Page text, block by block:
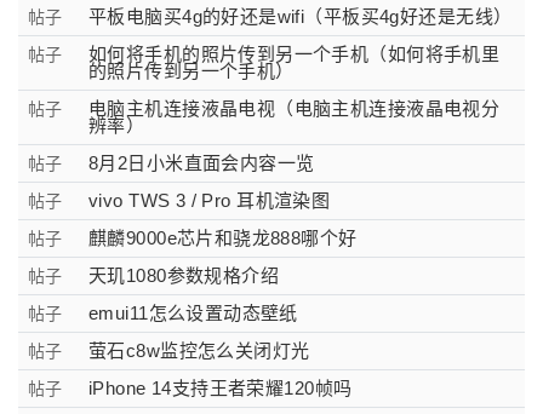
帖子 平板电脑买4g的好还是wifi（平板买4g好还是无线）
帖子
如何将手机的照片传到另一个手机（如何将手机里
的照片传到另一个手机）
帖子
电脑主机连接液晶电视（电脑主机连接液晶电视分
辨率）
帖子 8月2日小米直面会内容一览
帖子 vivo TWS 3 / Pro 耳机渲染图
帖子 麒麟9000e芯片和骁龙888哪个好
帖子 天玑1080参数规格介绍
帖子 emui11怎么设置动态壁纸
帖子 萤石c8w监控怎么关闭灯光
帖子 iPhone 14支持王者荣耀120帧吗